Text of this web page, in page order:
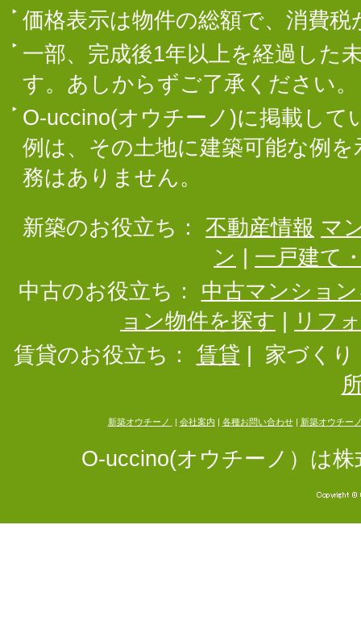
価格表示は物件の総額で、消費
一部、完成後1年以上を経過した
す。あしからずご了承ください。
O-uccino(オウチーノ)に掲載して
例は、その土地に建築可能な例
務はありません。
新築のお役立ち： 不動産情報 マ
ン
一戸建て
中古のお役立ち：
中古マンショ
ョン物件を探す
リフ
賃貸のお役立ち：
賃貸
家づくり
新築オウチーノ 会社案内 各種お問い合わせ| 新築オウチー
O-uccino(オウチーノ）は